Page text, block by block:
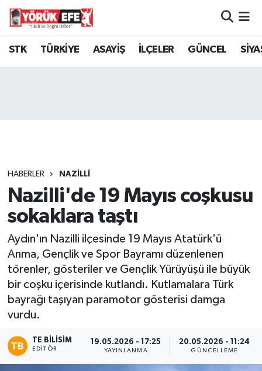
STK TÜRKİYE ASAYİŞ İLÇELER GÜNCEL
HABERLER NAZİLLİ
Nazilli'de 19 Mayıs coşkusu
sokaklara taştı
Aydın'ın Nazilli ilçesinde 19 Mayıs Atatürk'ü
Anma, Gençlik ve Spor Bayramı düzenlenen
törenler, gösteriler ve Gençlik Yürüyüşü ile büyük
bir coşku içerisinde kutlandı. Kutlamalara Türk
bayrağı taşıyan paramotor gösterisi damga
vurdu.
TE BILISIM
EDITÖR
19.05.2026 - 17:25
YAYINLANMA
20.05.2026 - 11:24
GÜNCELLEME
Aydın Nöbetçi Eczaneler
Tüm Manşetler
Son Dakika Haberleri
Haber Arşivi